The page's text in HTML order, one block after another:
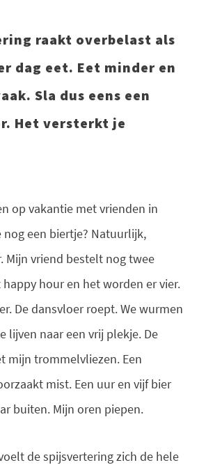
raakt overbelast als
dag eet. Eet minder en
Sla dus eens een
Het versterkt je
op vakantie met vrienden in
nog een biertje? Natuurlijk,
Mijn vriend bestelt nog twee
hour en het worden er vier.
De dansvloer roept. We wurmen
lijven naar een vrij plekje. De
mijn trommelvliezen. Een
mist. Een uur en vijf bier
buiten. Mijn oren piepen.
de spijsvertering zich de hele